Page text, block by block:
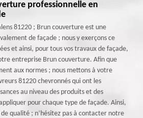
professionnelle en
81220 ; Brun couverture est une
de façade ; nous y exerçons ce
et ainsi, pour tous vos travaux de façade,
entreprise Brun couverture. Afin que
aux normes ; nous mettons à votre
81220 chevronnés qui ont les
au niveau des produits et des
pour chaque type de façade. Ainsi,
qualité ; n’hésitez pas à contacter notre